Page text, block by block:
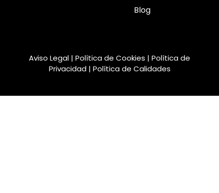
Blog
Aviso Legal | Política de Cookies | Política de
Privacidad| Política de Calidades